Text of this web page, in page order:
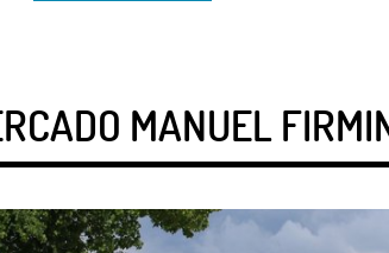
MANUEL